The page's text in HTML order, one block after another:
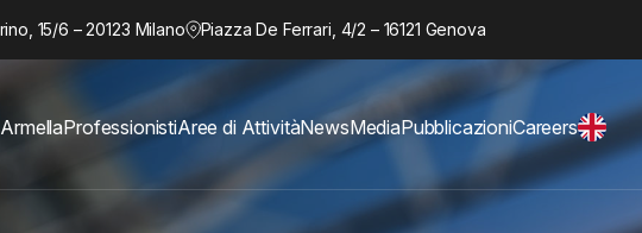
15/6 – 20123 Milano Piazza De Ferrari, 4/2 – 16121 Genova
ProfessionistiAree di AttivitàNewsMediaPubblicazioniCareers